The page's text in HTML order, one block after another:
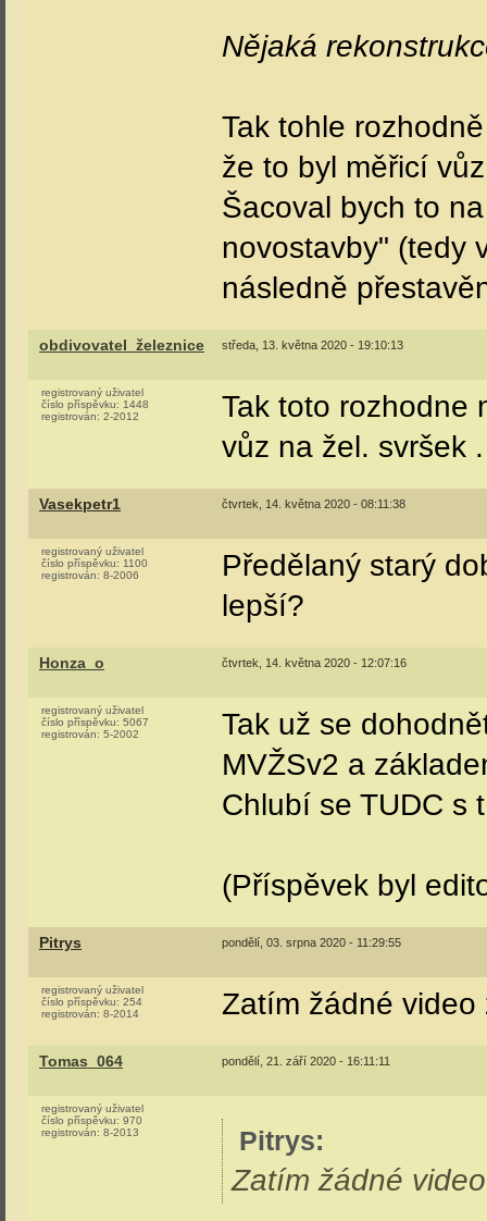
Nějaká
Tak tohle
že to byl měřicí
Šacoval bych to
novostavby" (tedy
následně
obdivovatel_železnice středa, 13. května 2020 - 19:10:13
registrovaný uživatel
číslo příspěvku: 1448
registrován: 2-2012
Tak toto rozhodne
vůz na žel. svršek .
Vasekpetr1 čtvrtek, 14. května 2020 - 08:11:38
registrovaný uživatel
číslo příspěvku: 1100
registrován: 8-2006
Předělaný starý
lepší?
Honza_o čtvrtek, 14. května 2020 - 12:07:16
registrovaný uživatel
číslo příspěvku: 5067
registrován: 5-2002
Tak už se
MVŽSv2 a
Chlubí se TUDC s
(Příspěvek byl
Pitrys pondělí, 03. srpna 2020 - 11:29:55
registrovaný uživatel
číslo příspěvku: 254
registrován: 8-2014 Zatím žádné
Tomas_064 pondělí, 21. září 2020 - 16:11:11
registrovaný uživatel
číslo příspěvku: 970
registrován: 8-2013 Pitrys:
Zatím žádné